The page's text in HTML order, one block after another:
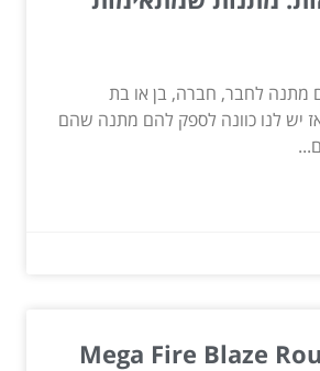
מתנה לחבר, חברה, בן או בת
יש לנו כוונה לספק להם מתנה שהם
Mega Fire Blaze